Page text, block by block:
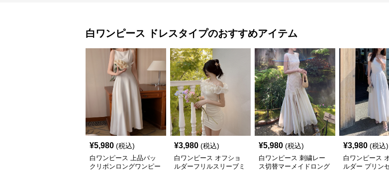
白ワンピース ドレスタイプのおすすめアイテム
¥5,980 (税込)
白ワンピース 上品バッ
クリボンロングワンピー
¥3,980 (税込)
白ワンピース オフショ
ルダーフリルスリーブミ
¥5,980 (税込)
白ワンピース 刺繍レー
ス切替マーメイドロング
¥3,980 (税込)
白ワンピース
ルダー プリン